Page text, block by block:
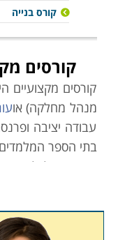
קורס בנייה
קורסים
קורסים מקצועיים
מנהל מחלקה) או
עבודה יציבה
בתי הספר המלמדים
משרד הכלכלה
ביולוגים, פקידי